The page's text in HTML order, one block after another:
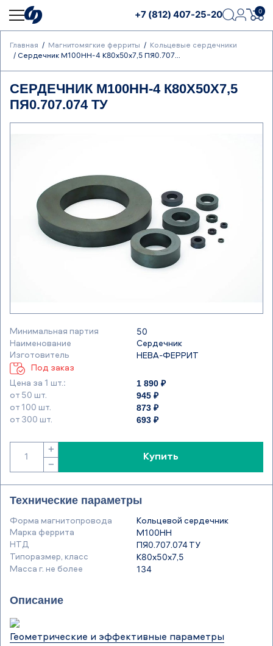
+7 (812) 407-25-20 0
Главная Магнитомягкие ферриты
Кольцевые сердечники
Сердечник М100НН-4 К80х50х7,5 ПЯ0.707...
СЕРДЕЧНИК М100НН-4 К80Х50Х7,5
ПЯ0.707.074 ТУ
Минимальная партия
50
Наименование
Сердечник
Изготовитель
НЕВА-ФЕРРИТ
Под заказ
Цена за 1 шт.:
1 890 ₽
от 50 шт. 945 ₽
от 100 шт. 873 ₽
от 300 шт. 693 ₽
−
+
Купить
Технические параметры
Форма магнитопровода
Кольцевой сердечник
Марка феррита
М100НН
НТД
ПЯ0.707.074 ТУ
Типоразмер, класс
К80х50х7,5
Масса г. не более
134
Описание
Геометрические и эффективные параметры